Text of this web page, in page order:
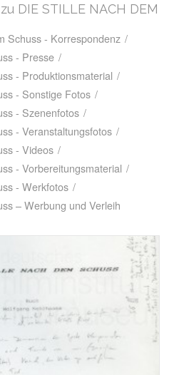
DIE STILLE NACH DEM
Schuss - Korrespondenz /
- Presse /
- Produktionsmaterial /
- Sonstige Fotos /
- Szenenfotos /
- Veranstaltungsfotos /
- Videos /
- Vorbereitungsmaterial /
- Werkfotos /
– Werbung und Verleih